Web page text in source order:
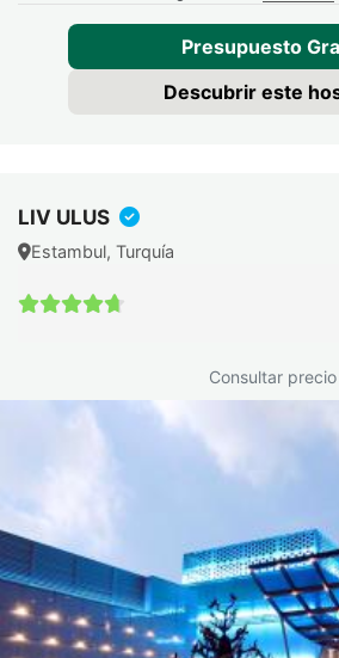
Presupuesto
Descubrir este
LIV ULUS
Estambul, Turquía
Consultar precio